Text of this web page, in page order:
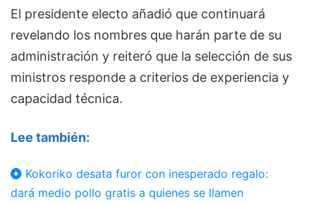
El presidente electo añadió que continuará
revelando los nombres que harán parte de su
administración y reiteró que la selección de sus
ministros responde a criterios de experiencia y
capacidad técnica.
Lee también:
Kokoriko desata furor con inesperado regalo:
dará medio pollo gratis a quienes se llamen